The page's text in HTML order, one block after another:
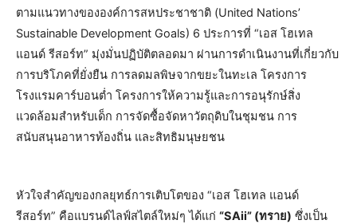
ตามแนวทางขององค์การสหประชาชาติ (United Nations’
Sustainable Development Goals) 6 ประการที่ “เอส โฮเทล
แอนด์ รีสอร์ท” มุ่งมั่นปฏิบัติตลอดมา ผ่านการดำเนินงานที่เกี่ยวกับ
การบริโภคที่ยั่งยืน การลดมลพิษจากขยะในทะเล โครงการ
โรงแรมคาร์บอนต่ำ โครงการให้ความรู้และการอนุรักษ์สิ่ง
แวดล้อมสำหรับเด็ก การจัดซื้อจัดหาวัตถุดิบในชุมชน การ
สนับสนุนอาหารท้องถิ่น และสิทธิมนุษยชน
หัวใจสำคัญของกลยุทธ์การเติบโตของ “เอส โฮเทล แอนด์
รีสอร์ท” คือแบรนด์ไลฟ์สไตล์ใหม่ๆ ได้แก่ “SAii” (ทราย) ซึ่งเป็น